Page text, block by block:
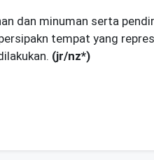
dan minuman serta
tempat yang
(jr/nz*)